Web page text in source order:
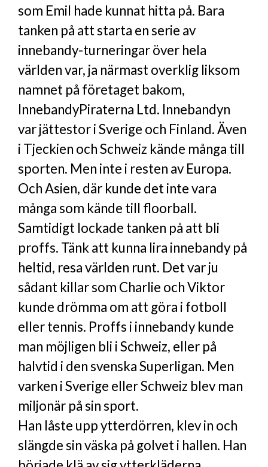
som Emil hade kunnat hitta på. Bara
tanken på att starta en serie av
innebandy-turneringar över hela
världen var, ja närmast overklig liksom
namnet på företaget bakom,
InnebandyPiraterna Ltd. Innebandyn
var jättestor i Sverige och Finland. Även
i Tjeckien och Schweiz kände många till
sporten. Men inte i resten av Europa.
Och Asien, där kunde det inte vara
många som kände till floorball.
Samtidigt lockade tanken på att bli
proffs. Tänk att kunna lira innebandy på
heltid, resa världen runt. Det var ju
sådant killar som Charlie och Viktor
kunde drömma om att göra i fotboll
eller tennis. Proffs i innebandy kunde
man möjligen bli i Schweiz, eller på
halvtid i den svenska Superligan. Men
varken i Sverige eller Schweiz blev man
miljonär på sin sport.
Han låste upp ytterdörren, klev in och
slängde sin väska på golvet i hallen. Han